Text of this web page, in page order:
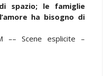
spazio; le famiglie
ha bisogno di
–– Scene esplicite –